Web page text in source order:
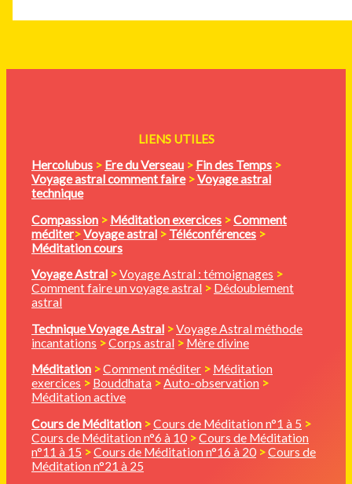
LIENS UTILES
Hercolubus > Ere du Verseau > Fin des Temps >
Voyage astral comment faire >Voyage astral
technique
Compassion > Méditationexercices >Comment
méditer>Voyage astral > Téléconférences >
Méditation cours
Voyage Astral >Voyage Astral : témoignages >
Comment faire un voyage astral > Dédoublement
astral
Technique Voyage Astral >Voyage Astral méthode
incantations >Corps astral > Mère divine
Méditation >Comment méditer > Méditation
exercices > Bouddhata >Auto-observation >
Méditation active
Cours de Méditation >Cours de Méditation n°1 à 5 >
Cours de Méditation n°6 à 10 >Cours de Méditation
n°11 à 15 >Cours de Méditation n°16 à 20 >Cours de
Méditation n°21 à 25